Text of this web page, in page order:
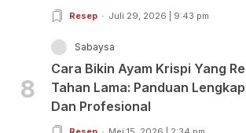
Resep Juli 29, 2026 | 9:43 pm
8
Sabaysa
Cara Bikin Ayam Krispi Yang
Tahan Lama: Panduan
Dan Profesional